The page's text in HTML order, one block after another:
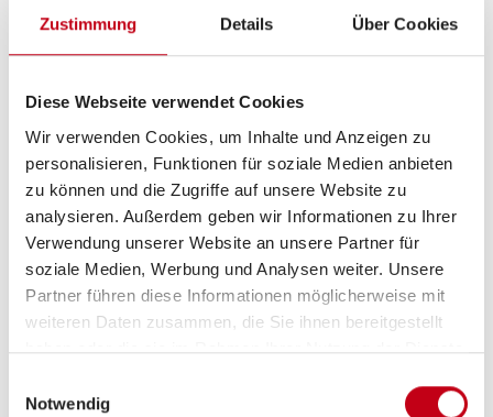
Zustimmung Details Über Cookies
Diese Webseite verwendet Cookies
Wir verwenden Cookies, um Inhalte und Anzeigen zu
personalisieren, Funktionen für soziale Medien anbieten
zu können und die Zugriffe auf unsere Website zu
analysieren. Außerdem geben wir Informationen zu Ihrer
Verwendung unserer Website an unsere Partner für
soziale Medien, Werbung und Analysen weiter. Unsere
Partner führen diese Informationen möglicherweise mit
weiteren Daten zusammen, die Sie ihnen bereitgestellt
haben oder die sie im Rahmen Ihrer Nutzung der Dienste
Notwendig
Allwetterreifen
Aufbau
Markise
Heckgarage
GFK-Dach
3-Flammkocher